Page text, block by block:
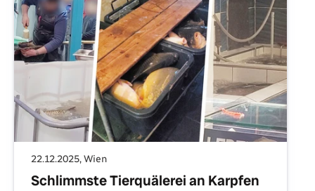
22.12.2025, Wien
Schlimmste Tierquälerei an Karpfen